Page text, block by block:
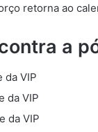
retorna ao
a
da VIP
da VIP
da VIP